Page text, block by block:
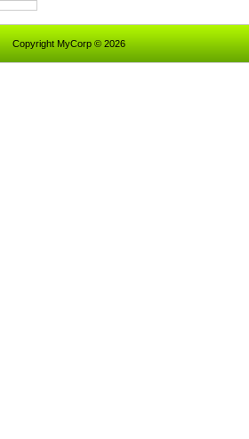
Copyright MyCorp © 2026